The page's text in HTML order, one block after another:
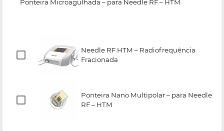
Ponteira Microagulhada – para Needle RF – HTM
Needle RF HTM – Radiofrequência
Fracionada
Ponteira Nano Multipolar – para Needle
RF – HTM